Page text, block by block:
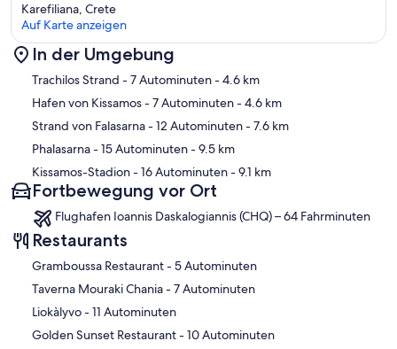
Karte
Karefiliana, Crete
Auf Karte anzeigen
In der Umgebung
Trachilos Strand - 7 Autominuten- 4.6 km
Hafen von Kissamos- 7 Autominuten- 4.6 km
Strand von Falasarna- 12 Autominuten- 7.6 km
Phalasarna- 15 Autominuten- 9.5 km
Kissamos-Stadion- 16 Autominuten- 9.1 km
Fortbewegung vor Ort
Flughafen Ioannis Daskalogiannis (CHQ) – 64 Fahrminuten
Restaurants
‪Gramboussa Restaurant - ‬5 Autominuten
‪Taverna Mouraki Chania - ‬7 Autominuten
‪Liokàlyvo - ‬11 Autominuten
‪Golden Sunset Restaurant - ‬10 Autominuten